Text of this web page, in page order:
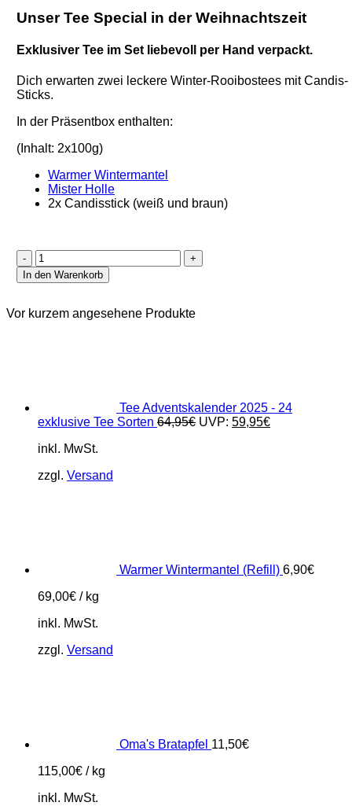
Unser Tee Special in der Weihnachtszeit
Exklusiver Tee im Set liebevoll per Hand verpackt.
Dich erwarten zwei leckere Winter-Rooibostees mit Candis-
Sticks.
In der Präsentbox enthalten:
(Inhalt: 2x100g)
Warmer Wintermantel
Mister Holle
2x Candisstick (weiß und braun)
Rooibos
Winter
Tee
2er
In den Warenkorb
Vor kurzem angesehene Produkte
Tee Adventskalender 2025 - 24
exklusive Tee Sorten 64,95€ Ursprünglicher
UVP: 59,95€Aktueller
inkl. MwSt.
zzgl. Versand
Warmer Wintermantel (Refill) 6,90€
69,00€ / kg
inkl. MwSt.
zzgl. Versand
Oma's Bratapfel 11,50€
115,00€ / kg
inkl. MwSt.